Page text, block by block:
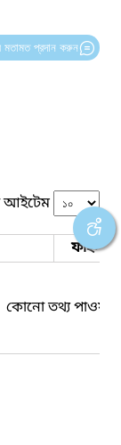
মতামত প্রদান করুন
আইটেম
ফাইল
কোনো তথ্য পাওয়া